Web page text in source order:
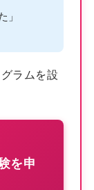
」
ラムを設
を申